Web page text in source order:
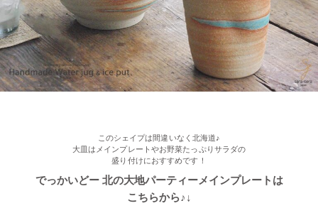
光沢ある真っ黒な和モダン食器 ポカポカ春さくらの舞桜 24ピー
ス家族セット
このシェイプは間違いなく北海道♪
大皿はメインプレートやお野菜たっぷりサラダの
盛り付けにおすすめです！
でっかいどー 北の大地パーティーメインプレートは
こちらから♪↓